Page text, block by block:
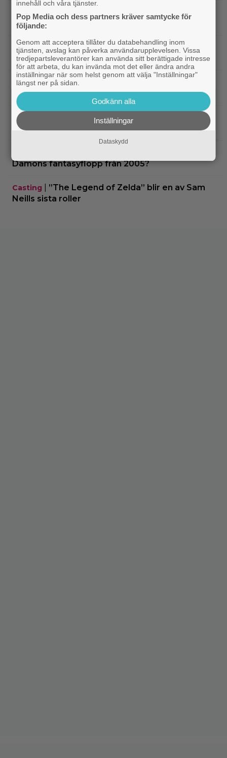
TV-tips |På TV ikväll: Bortglömda thrillern som
Harrison Ford är stolt över: ”Bra film”
TV-tips|På tv ikväll: Mads Mikkelsen super till
rejält i tokhyllat danskt drama från 2020
Streamingtips|Agnetha Fältskog gjorde en
sågad långfilm på 80-talet – på tv idag
Streamingtips
SVT Play har precis lagt till 17 nya
filmer – här är mina 3 bästa tips
Damons fantasyflopp från 2005?
Casting
”The Legend of Zelda” blir en av Sam
Neills sista roller
innehåll och våra tjänster.
Pop Media och dess partners kräver samtycke för
följande:
Genom att acceptera tillåter du databehandling inom
tjänsten, avslag kan påverka användarupplevelsen. Vissa
tredjepartsleverantörer kan använda sitt berättigade intresse
för att arbeta, du kan invända mot det eller ändra andra
inställningar när som helst genom att välja "Inställningar"
längst ner på sidan.
Godkänn alla
Inställningar
Dataskydd